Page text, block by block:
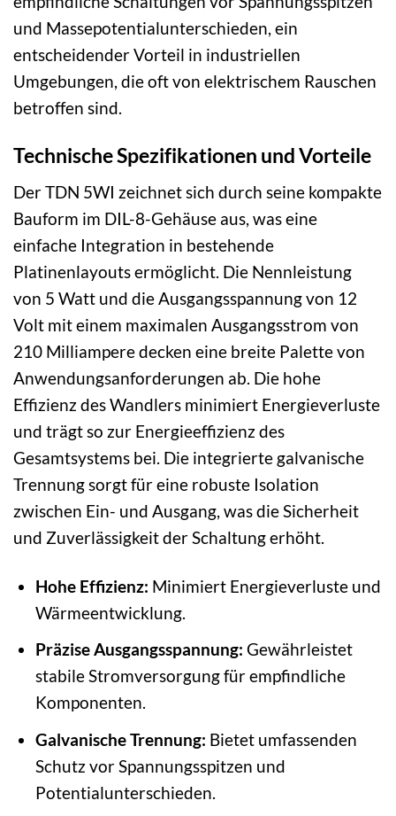
und Massepotentialunterschieden, ein
entscheidender Vorteil in industriellen
Umgebungen, die oft von elektrischem Rauschen
betroffen sind.
Technische Spezifikationen und Vorteile
Der TDN 5WI zeichnet sich durch seine kompakte
Bauform im DIL-8-Gehäuse aus, was eine
einfache Integration in bestehende
Platinenlayouts ermöglicht. Die Nennleistung
von 5 Watt und die Ausgangsspannung von 12
Volt mit einem maximalen Ausgangsstrom von
210 Milliampere decken eine breite Palette von
Anwendungsanforderungen ab. Die hohe
Effizienz des Wandlers minimiert Energieverluste
und trägt so zur Energieeffizienz des
Gesamtsystems bei. Die integrierte galvanische
Trennung sorgt für eine robuste Isolation
zwischen Ein- und Ausgang, was die Sicherheit
und Zuverlässigkeit der Schaltung erhöht.
Hohe Effizienz: Minimiert Energieverluste und
Wärmeentwicklung.
Präzise Ausgangsspannung: Gewährleistet
stabile Stromversorgung für empfindliche
Komponenten.
Galvanische Trennung: Bietet umfassenden
Schutz vor Spannungsspitzen und
Potentialunterschieden.